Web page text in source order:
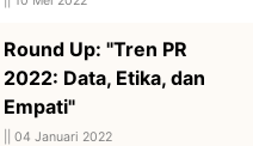
Round Up: "Tren PR
2022: Data, Etika, dan
Empati"
04 Januari 2022